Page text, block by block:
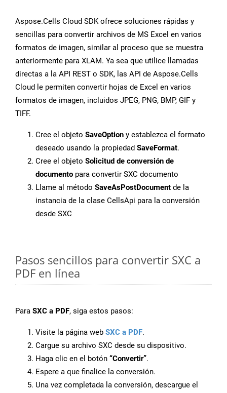
Aspose.Cells Cloud SDK ofrece soluciones rápidas y
sencillas para convertir archivos de MS Excel en varios
formatos de imagen, similar al proceso que se muestra
anteriormente para XLAM. Ya sea que utilice llamadas
directas a la API REST o SDK, las API de Aspose.Cells
Cloud le permiten convertir hojas de Excel en varios
formatos de imagen, incluidos JPEG, PNG, BMP, GIF y
TIFF.
Cree el objeto SaveOption y establezca el formato
deseado usando la propiedad SaveFormat.
Cree el objeto Solicitud de conversión de
documento para convertir SXC documento
Llame al método SaveAsPostDocument de la
instancia de la clase CellsApi para la conversión
desde SXC
Pasos sencillos para convertir SXC a
PDF en línea
Para SXC a PDF, siga estos pasos:
Visite la página web SXC a PDF.
Cargue su archivo SXC desde su dispositivo.
Haga clic en el botón “Convertir”.
Espere a que finalice la conversión.
Una vez completada la conversión, descargue el